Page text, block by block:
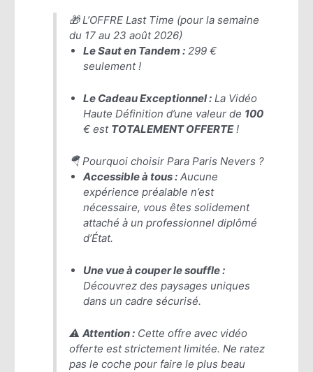
🎁 L’OFFRE Last Time (pour la semaine
du 17 au 23 août 2026)
Le Saut en Tandem : 299 €
seulement !
Le Cadeau Exceptionnel : La Vidéo
Haute Définition d’une valeur de 100
€ est TOTALEMENT OFFERTE!
🪂 Pourquoi choisir Para Paris Nevers ?
Accessible à tous : Aucune
expérience préalable n’est
nécessaire, vous êtes solidement
attaché à un professionnel diplômé
d’État.
Une vue à couper le souffle :
Découvrez des paysages uniques
dans un cadre sécurisé.
⚠️Attention : Cette offre avec vidéo
offerte est strictement limitée. Ne ratez
pas le coche pour faire le plus beau